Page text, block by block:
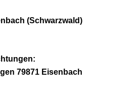
(Schwarzwald)
79871 Eisenbach